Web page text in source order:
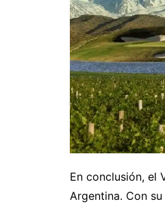
En conclusión, el
Argentina. Con